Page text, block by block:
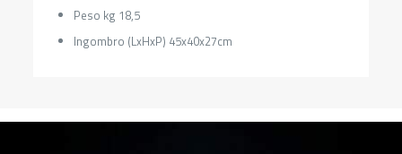
Peso kg 18,5
Ingombro (LxHxP) 45x40x27cm